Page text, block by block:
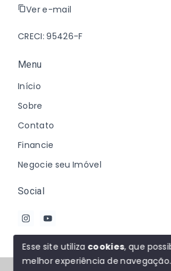
Ver e-mail
CRECI: 95426-F
Menu
Início
Sobre
Contato
Financie
Negocie seu Imóvel
Social
Esse site utiliza cookies, que
melhor experiência de